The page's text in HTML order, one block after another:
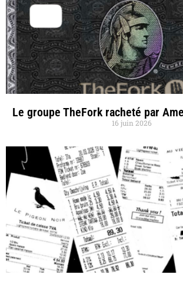
Le groupe TheFork racheté par
16 juin 2026